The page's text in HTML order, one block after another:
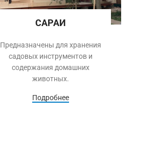
САРАИ
Предназначены для хранения
садовых инструментов и
содержания домашних
животных.
Подробнее